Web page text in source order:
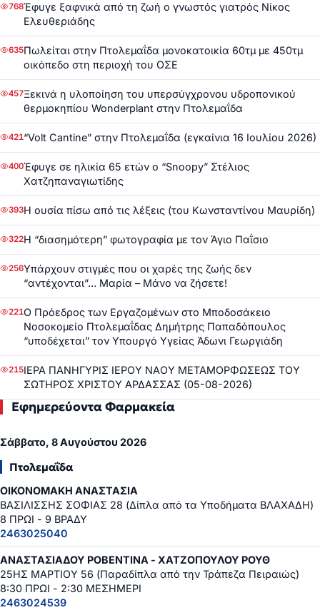
768Έφυγε ξαφνικά από τη ζωή ο γνωστός γιατρός Νίκος
Ελευθεριάδης
635Πωλείται στην Πτολεμαΐδα μονοκατοικία 60τμ με 450τμ
οικόπεδο στη περιοχή του ΟΣΕ
457Ξεκινά η υλοποίηση του υπερσύγχρονου υδροπονικού
θερμοκηπίου Wonderplant στην Πτολεμαΐδα
421“Volt Cantine” στην Πτολεμαΐδα (εγκαίνια 16 Ιουλίου 2026)
400Έφυγε σε ηλικία 65 ετών ο “Snoopy” Στέλιος
Χατζηπαναγιωτίδης
393Η ουσία πίσω από τις λέξεις (του Κωνσταντίνου Μαυρίδη)
322Η “διασημότερη” φωτογραφία με τον Άγιο Παΐσιο
256Υπάρχουν στιγμές που οι χαρές της ζωής δεν
“αντέχονται”… Μαρία – Μάνο να ζήσετε!
221Ο Πρόεδρος των Εργαζομένων στο Μποδοσάκειο
Νοσοκομείο Πτολεμαΐδας Δημήτρης Παπαδόπουλος
“υποδέχεται” τον Υπουργό Υγείας Άδωνι Γεωργιάδη
215ΙΕΡΑ ΠΑΝΗΓΥΡΙΣ ΙΕΡΟΥ ΝΑΟΥ ΜΕΤΑΜΟΡΦΩΣΕΩΣ ΤΟΥ
ΣΩΤΗΡΟΣ ΧΡΙΣΤΟΥ ΑΡΔΑΣΣΑΣ (05-08-2026)
Εφημερεύοντα Φαρμακεία
Σάββατο, 8 Αυγούστου 2026
Πτολεμαΐδα
ΟΙΚΟΝΟΜΑΚΗ ΑΝΑΣΤΑΣΙΑ
ΒΑΣΙΛΙΣΣΗΣ ΣΟΦΙΑΣ 28 (Δίπλα από τα Υποδήματα ΒΛΑΧΑΔΗ)
8 ΠΡΩΙ - 9 ΒΡΑΔΥ
2463025040
ΑΝΑΣΤΑΣΙΑΔΟΥ ΡΟΒΕΝΤΙΝΑ - ΧΑΤΖΟΠΟΥΛΟΥ ΡΟΥΘ
25ΗΣ ΜΑΡΤΙΟΥ 56 (Παραδίπλα από την Τράπεζα Πειραιώς)
8:30 ΠΡΩΙ - 2:30 ΜΕΣΗΜΕΡΙ
2463024539